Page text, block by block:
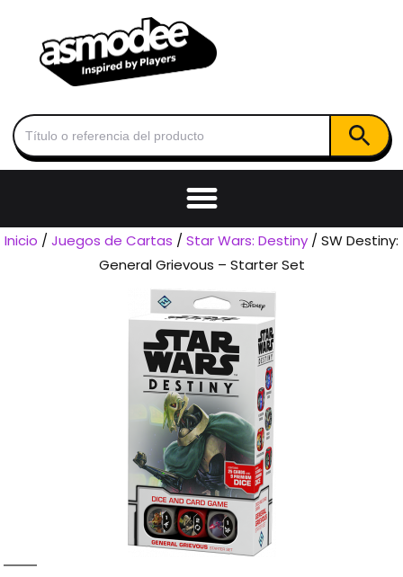
Buscar: Botón de
Inicio /Juegos de Cartas /Star Wars: Destiny / SW Destiny:
General Grievous – Starter Set